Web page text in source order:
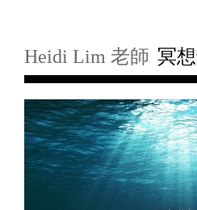
Heidi Lim 老師 冥